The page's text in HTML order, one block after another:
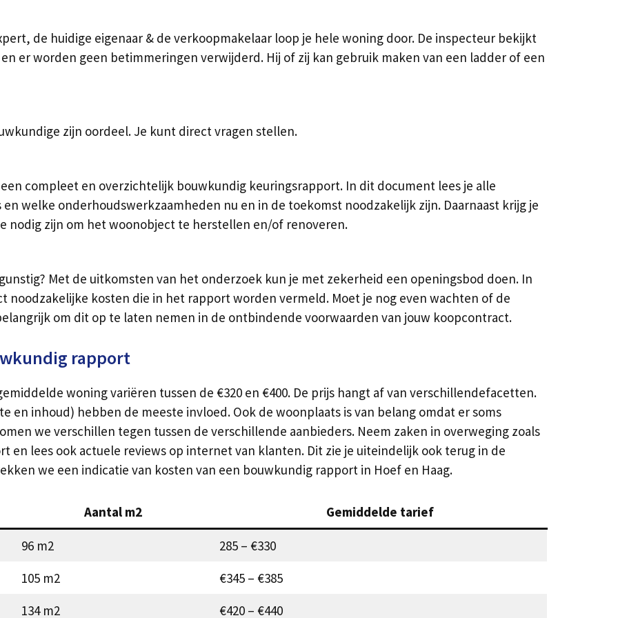
de huidige eigenaar & de verkoopmakelaar loop je hele woning door. De inspecteur bekijkt
er worden geen betimmeringen verwijderd. Hij of zij kan gebruik maken van een ladder of een
zijn oordeel. Je kunt direct vragen stellen.
compleet en overzichtelijk bouwkundig keuringsrapport. In dit document lees je alle
welke onderhoudswerkzaamheden nu en in de toekomst noodzakelijk zijn. Daarnaast krijg je
nodig zijn om het woonobject te herstellen en/of renoveren.
Met de uitkomsten van het onderzoek kun je met zekerheid een openingsbod doen. In
noodzakelijke kosten die in het rapport worden vermeld. Moet je nog even wachten of de
om dit op te laten nemen in de ontbindende voorwaarden van jouw koopcontract.
rapport
woning variëren tussen de €320 en €400. De prijs hangt af van verschillendefacetten.
en inhoud) hebben de meeste invloed. Ook de woonplaats is van belang omdat er soms
we verschillen tegen tussen de verschillende aanbieders. Neem zaken in overweging zoals
en lees ook actuele reviews op internet van klanten. Dit zie je uiteindelijk ook terug in de
we een indicatie van kosten van een bouwkundig rapport in Hoef en Haag.
Aantal m2 Gemiddelde tarief
96 m2
285 – €330
105 m2
€345 – €385
134 m2
€420 – €440